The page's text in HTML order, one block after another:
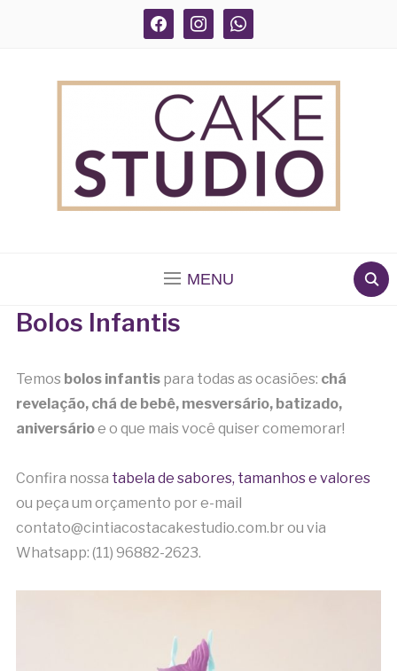
facebook instagram whatsapp
MENU
Bolos Infantis
Temos bolos infantispara todas as ocasiões: chá
revelação, chá de bebê, mesversário, batizado,
aniversárioe o que mais você quiser comemorar!
Confira nossa tabela de sabores, tamanhos e valores
ou peça um orçamento por e-mail
contato@cintiacostacakestudio.com.br ou via
Whatsapp: (11) 96882-2623.